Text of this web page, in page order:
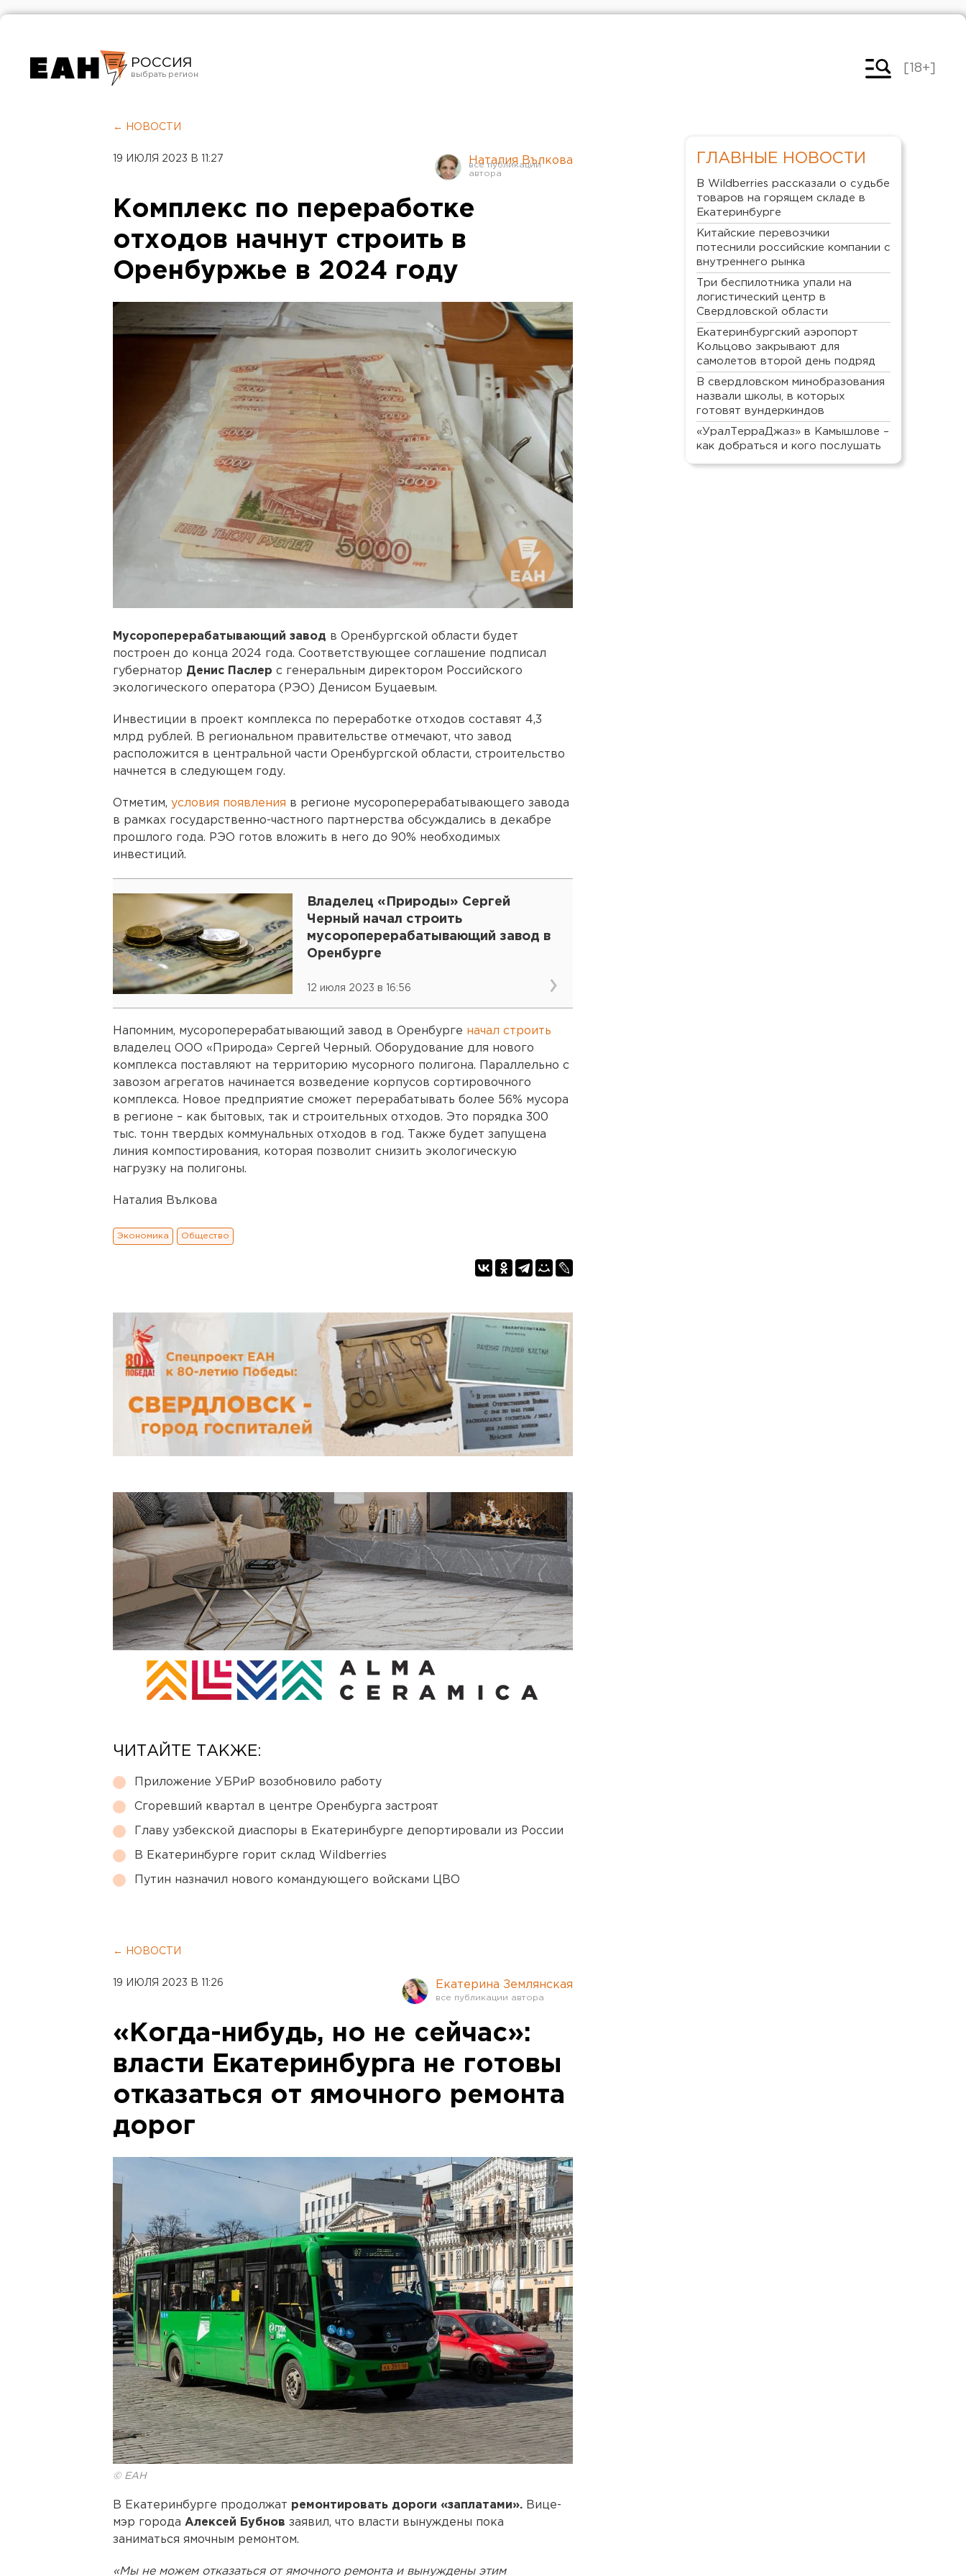
РОССИЯ
Челябинск
[18+]
← НОВОСТИ
19 ИЮЛЯ 2023 В 11:27 Наталия Вълкова
Комплекс по переработке
отходов начнут строить в
Оренбуржье в 2024 году
Мусороперерабатывающий завод в Оренбургской области будет
построен до конца 2024 года. Соответствующее соглашение подписал
губернатор Денис Паслер с генеральным директором Российского
экологического оператора (РЭО) Денисом Буцаевым.
Инвестиции в проект комплекса по переработке отходов составят 4,3
млрд рублей. В региональном правительстве отмечают, что завод
расположится в центральной части Оренбургской области, строительство
начнется в следующем году.
Отметим, условия появления в регионе мусороперерабатывающего завода
в рамках государственно-частного партнерства обсуждались в декабре
прошлого года. РЭО готов вложить в него до 90% необходимых
инвестиций.
Владелец «Природы» Сергей
Черный начал строить
мусороперерабатывающий завод в
Оренбурге
12 июля 2023 в 16:56
Напомним, мусороперерабатывающий завод в Оренбурге начал строить
владелец ООО «Природа» Сергей Черный. Оборудование для нового
комплекса поставляют на территорию мусорного полигона. Параллельно с
завозом агрегатов начинается возведение корпусов сортировочного
комплекса. Новое предприятие сможет перерабатывать более 56% мусора
в регионе – как бытовых, так и строительных отходов. Это порядка 300
тыс. тонн твердых коммунальных отходов в год. Также будет запущена
линия компостирования, которая позволит снизить экологическую
нагрузку на полигоны.
Наталия Вълкова
Экономика Общество
ЧИТАЙТЕ ТАКЖЕ:
Приложение УБРиР возобновило работу
Сгоревший квартал в центре Оренбурга застроят
Главу узбекской диаспоры в Екатеринбурге депортировали из России
В Екатеринбурге горит склад Wildberries
Путин назначил нового командующего войсками ЦВО
← НОВОСТИ
19 ИЮЛЯ 2023 В 11:26 Екатерина Землянская
«Когда-нибудь, но не сейчас»:
власти Екатеринбурга не готовы
отказаться от ямочного ремонта
дорог
© ЕАН
В Екатеринбурге продолжат ремонтировать дороги «заплатами». Вице-
мэр города Алексей Бубнов заявил, что власти вынуждены пока
заниматься ямочным ремонтом.
«Мы не можем отказаться от ямочного ремонта и вынуждены этим
ГЛАВНЫЕ НОВОСТИ
В Wildberries рассказали о судьбе
товаров на горящем складе в
Екатеринбурге
Китайские перевозчики
потеснили российские компании с
внутреннего рынка
Три беспилотника упали на
логистический центр в
Свердловской области
Екатеринбургский аэропорт
Кольцово закрывают для
самолетов второй день подряд
В свердловском минобразования
назвали школы, в которых
готовят вундеркиндов
«УралТерраДжаз» в Камышлове –
как добраться и кого послушать